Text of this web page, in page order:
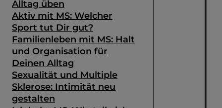
Alltag üben
Aktiv mit MS: Welcher
Sport tut Dir gut?
Familienleben mit MS: Halt
und Organisation für
Deinen Alltag
Sexualität und Multiple
Sklerose: Intimität neu
gestalten